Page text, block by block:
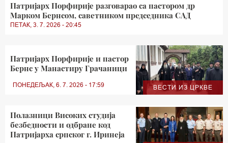
Патријарх Порфирије разговарaо са пастором др
Марком Бернсом, саветником председника САД
ПЕТАК, 3. 7. 2026 - 20:45
ВЕСТИ ИЗ ЦРКВЕ
Патријарх Порфирије и пастор
Бернс у Mанастиру Грачаници
ПОНЕДЕЉАК, 6. 7. 2026 - 17:59
Полазници Високих студија
безбедности и одбране код
Патријарха српског г. Иринеја